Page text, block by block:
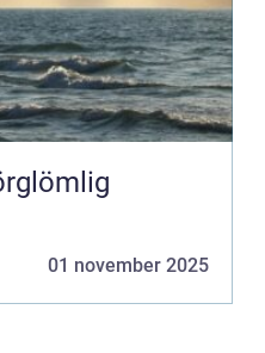
01 november 2025